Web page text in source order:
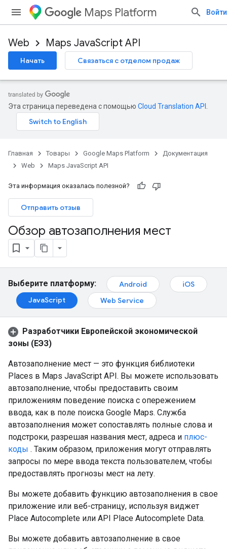
Maps Platform Войти
Web Maps JavaScript API
Начать Связаться с отделом продаж
Эта страница переведена с помощью Cloud Translation API
Главная Товары Google Maps Platform
Документация
Web
Maps JavaScript API
Эта информация оказалась полезной?
Отправить отзыв
Обзор автозаполнения мест
Выберите платформу: Android
iOS
JavaScript
Web Service
Разработчики Европейской экономической
зоны (ЕЭЗ)
Автозаполнение мест — это функция библиотеки
Places в Maps JavaScript API. Вы можете использовать
автозаполнение, чтобы предоставить своим
приложениям поведение поиска с опережением
ввода, как в поле поиска Google Maps. Служба
автозаполнения может сопоставлять полные слова и
подстроки, разрешая названия мест, адреса и плюс-
коды . Таким образом, приложения могут отправлять
запросы по мере ввода текста пользователем, чтобы
предоставлять прогнозы мест на лету.
Вы можете добавить функцию автозаполнения в свое
приложение или веб-страницу, используя виджет
Place Autocomplete или API Place Autocomplete Data.
Вы можете добавить автозаполнение в свое